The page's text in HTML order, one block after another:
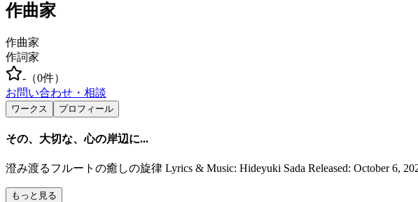
作曲家
作曲家
作詞家
- （0件）
お問い合わせ・相談
ワークス プロフィール
その、大切な、心の岸辺に...
澄み渡るフルートの癒しの旋律 Lyrics & Music: Hideyuki Sada Released: October 6,
もっと見る